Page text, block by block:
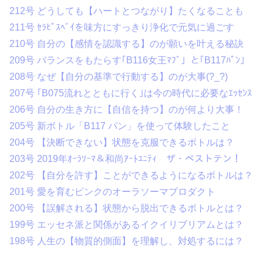
212号 どうしても【ハートとつながり】たくなることも
211号 ｾﾗﾋﾟｽﾍﾞｲを味方にすっきり浄化で元気に過ごす
210号 自分の【感情を認識する】のが願いを叶える秘訣
209号 バランスをもたらす｢B116女王ﾏﾌﾞ」と｢B117ﾊﾟﾝ」
208号 なぜ【自分の基準で行動する】のが大事(?_?)
207号 ｢B075流れとともに行く｣は今の時代に必要なｴｯｾﾝｽ
206号 自分の生き方に【自信を持つ】のが何より大事！
205号 新ボトル「B117 パン」を使って体験したこと
204号 【決断できない】状態を克服できるボトルは？
203号 2019年ｵｰﾗｿｰﾏ＆和尚ｱｰﾄﾕﾆﾃｨ ザ・ベストテン！
202号 【自分を許す】ことができるようになるボトルは？
201号 愛を育むピンクのオーラソーマプロダクト
200号 【誤解される】状態から脱出できるボトルとは？
199号 エッセネ派と関係があるイクイリブリアムとは？
198号 人生の【物質的側面】を理解し、対処するには？